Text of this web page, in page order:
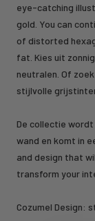
eye-catching
gold. You can
of distorted
fat. Kies uit
neutralen. Of
stijlvolle
De collectie
wand en komt in
and design that
transform your
Cozumel Design: